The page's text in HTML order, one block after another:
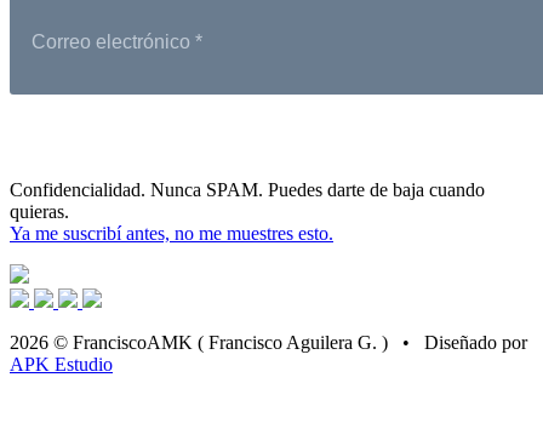
Confidencialidad. Nunca SPAM. Puedes darte de baja cuando
quieras.
Ya me suscribí antes, no me muestres esto.
2026 © FranciscoAMK ( Francisco Aguilera G. ) • Diseñado por
APK Estudio